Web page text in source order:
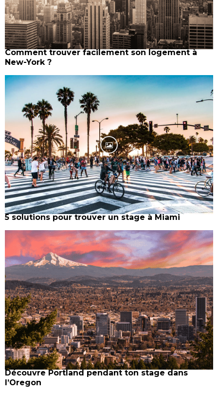
Comment trouver facilement son logement à
New-York ?
5 solutions pour trouver un stage à Miami
Découvre Portland pendant ton stage dans
l’Oregon